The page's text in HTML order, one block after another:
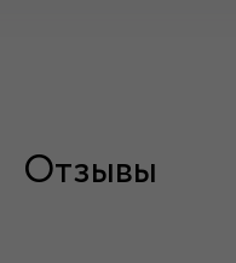
Отзывы